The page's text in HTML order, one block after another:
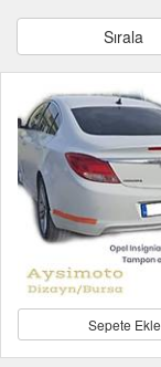
Sırala
Sepete Ekle